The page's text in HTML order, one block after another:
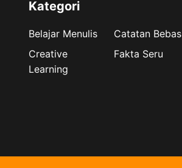
Kategori
Belajar Menulis
Catatan Bebas
Creative
Learning
Fakta Seru